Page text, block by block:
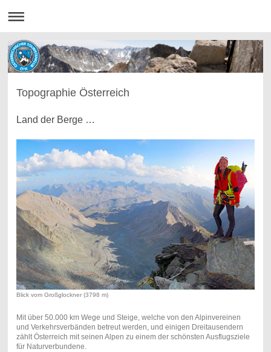
Topographie Österreich
Land der Berge …
Blick vom Großglockner (3798 m)
Mit über 50.000 km Wege und Steige, welche von den Alpinvereinen
und Verkehrsverbänden betreut werden, und einigen Dreitausendern
zählt Österreich mit seinen Alpen zu einem der schönsten Ausflugsziele
für Naturverbundene.